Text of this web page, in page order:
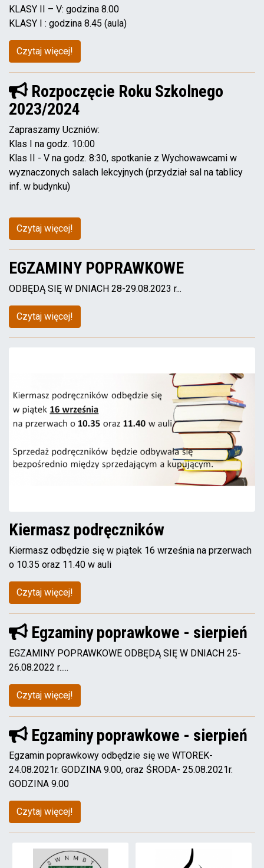
KLASY II – V: godzina 8.00
KLASY I : godzina 8.45 (aula)
Czytaj więcej!
Rozpoczęcie Roku Szkolnego
2023/2024
Zapraszamy Uczniów:
Klas I na godz. 10:00
Klas II - V na godz. 8:30, spotkanie z Wychowawcami w
wyznaczonych salach lekcyjnych (przydział sal na tablicy
inf. w budynku)
Czytaj więcej!
EGZAMINY POPRAWKOWE
ODBĘDĄ SIĘ W DNIACH 28-29.08.2023 r...
Czytaj więcej!
Kiermasz podręczników
Kiermasz odbędzie się w piątek 16 września na przerwach
o 10.35 oraz 11.40 w auli
Czytaj więcej!
Egzaminy poprawkowe - sierpień
EGZAMINY POPRAWKOWE ODBĘDĄ SIĘ W DNIACH 25-
26.08.2022 r.....
Czytaj więcej!
Egzaminy poprawkowe - sierpień
Egzamin poprawkowy odbędzie się we WTOREK-
24.08.2021r. GODZINA 9.00, oraz ŚRODA- 25.08.2021r.
GODZINA 9.00
Czytaj więcej!